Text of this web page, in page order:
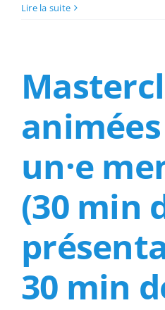
Table
minutes)
Lire la suite
un·e
(30 min
30 min